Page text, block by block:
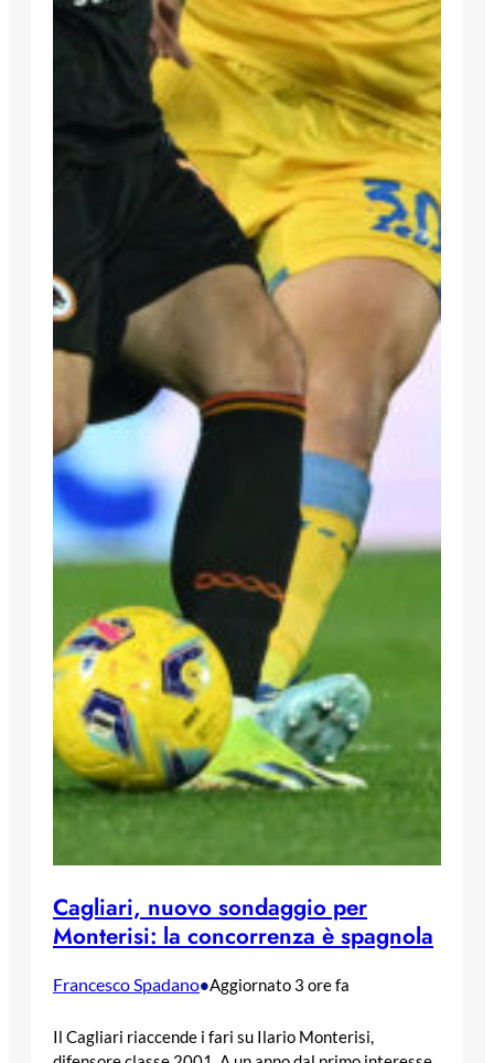
Cagliari, nuovo sondaggio per
Monterisi: la concorrenza è spagnola
Francesco Spadano•Aggiornato 3 ore fa
Il Cagliari riaccende i fari su Ilario Monterisi,